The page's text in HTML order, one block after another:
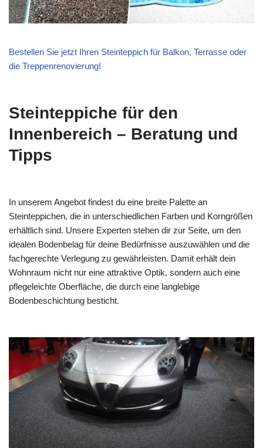
Bestellen Sie jetzt Ihren Steinteppich für Balkon, Terrasse oder
die Treppenrenovierung!
Steinteppiche für den
Innenbereich – Beratung und
Tipps
In unserem Angebot findest du eine breite Palette an
Steinteppichen, die in unterschiedlichen Farben und Korngrößen
erhältlich sind. Unsere Experten stehen dir zur Seite, um den
idealen Bodenbelag für deine Bedürfnisse auszuwählen und die
fachgerechte Verlegung zu gewährleisten. Damit erhält dein
Wohnraum nicht nur eine attraktive Optik, sondern auch eine
pflegeleichte Oberfläche, die durch eine langlebige
Bodenbeschichtung besticht.